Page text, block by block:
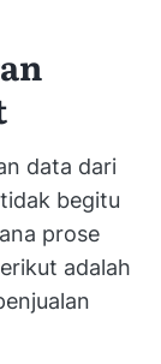
data dari
begitu
prose
adalah